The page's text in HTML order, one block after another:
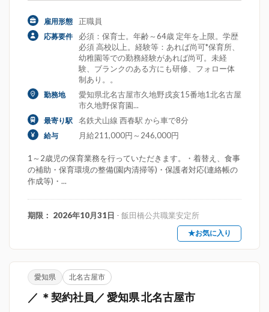
雇用形態 正職員
応募要件
必須：保育士。年齢～64歳 定年を上限。学歴
必須 高校以上。経験等：あれば尚可*保育所、
幼稚園等での勤務経験があれば尚可。未経
験、ブランクのある方にも研修、フォロー体
制あり。。
勤務地
愛知県北名古屋市久地野戌亥15番地1北名古屋
市久地野保育園...
最寄り駅 名鉄犬山線 西春駅 から車で8分
給与 月給211,000円～246,000円
1～2歳児の保育業務を行っていただきます。・着替え、食事
の補助・保育環境の整備(園内清掃等)・保護者対応(連絡帳の
作成等)・...
期限： 2026年10月31日 - 飯田橋公共職業安定所
★お気に入り
愛知県 北名古屋市
／ ＊契約社員／ 愛知県 北名古屋市